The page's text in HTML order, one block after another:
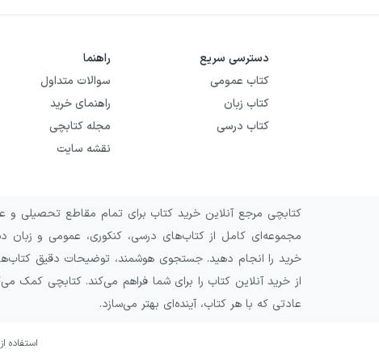
دسترسی سریع
کتاب عمومی
کتاب زبان
کتاب درسی
راهنما
سوالات متداول
راهنمای خرید
مجله کتابچی
نقشه سایت
کتابچی مرجع آنلاین خرید کتاب برای تمام مقاطع تحصیلی و
مجموعه‌ای کامل از کتاب‌های درسی، کنکوری، عمومی و زبان
خرید را انجام دهید. جستجوی هوشمند، توضیحات دقیق
از خرید آنلاین کتاب را برای شما فراهم می‌کند. کتابچی کمک
عادتی که با هر کتاب، آینده‌ای بهتر می‌سازد.
استفاده